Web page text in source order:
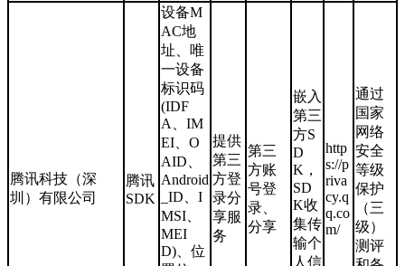
腾讯科技（深
圳）有限公司
腾讯
SDK
设备M
AC地
址、唯
一设备
标识码
(IDF
A、IM
EI、O
AID、
Android
_ID、I
MSI、
MEI
D)、位
提供
第三
方登
录分
享服
务
第三
方账
号登
录、
分享
嵌入
第三
方S
D
K，
SD
K收
集传
输个
人信
http
s://p
riva
cy.q
q.co
m/
通过
国家
网络
安全
等级
保护
（三
级）
测评